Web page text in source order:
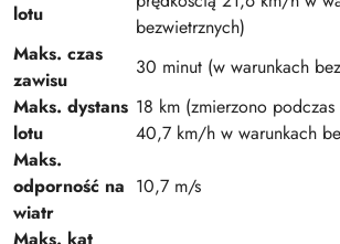
lotu
bezwietrznych)
Maks. czas
zawisu
30 minut (w warunkach
Maks. dystans
lotu
18 km (zmierzono
40,7 km/h w warunkach
Maks.
odporność na
wiatr
10,7 m/s